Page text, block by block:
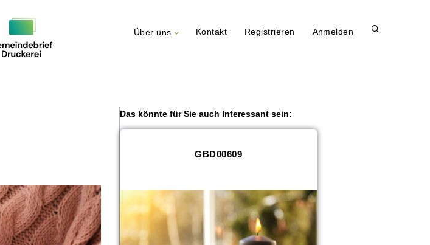
Über uns Kontakt Registrieren Anmelden
Das könnte für Sie auch Interessant sein:
GBD00609